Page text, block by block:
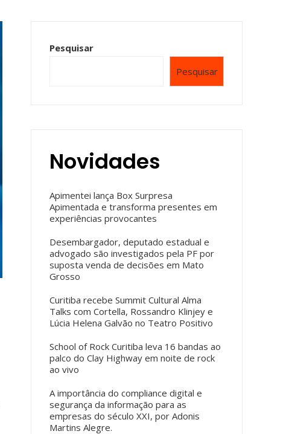
Pesquisar
Pesquisar
Novidades
Apimentei lança Box Surpresa
Apimentada e transforma presentes em
experiências provocantes
Desembargador, deputado estadual e
advogado são investigados pela PF por
suposta venda de decisões em Mato
Grosso
Curitiba recebe Summit Cultural Alma
Talks com Cortella, Rossandro Klinjey e
Lúcia Helena Galvão no Teatro Positivo
School of Rock Curitiba leva 16 bandas ao
palco do Clay Highway em noite de rock
ao vivo
A importância do compliance digital e
segurança da informação para as
empresas do século XXI, por Adonis
Martins Alegre.